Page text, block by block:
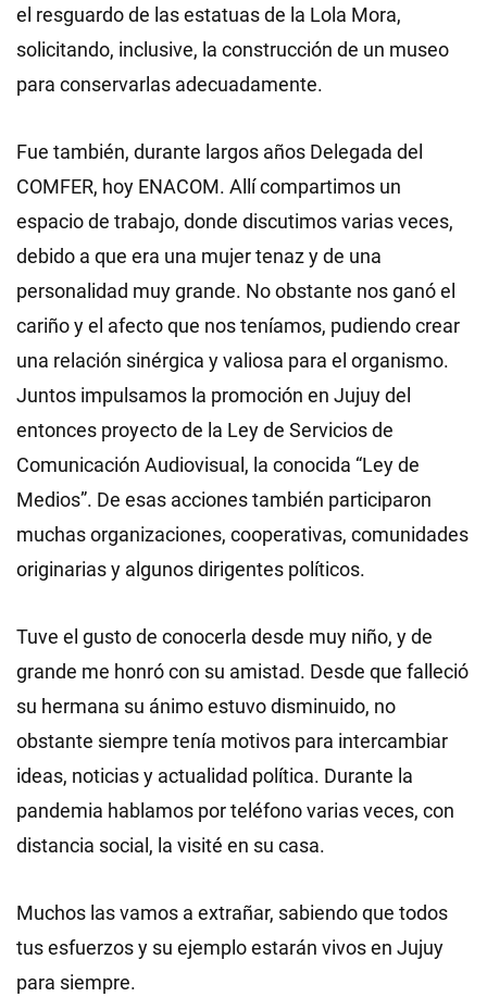
el resguardo de las estatuas de la Lola Mora,
solicitando, inclusive, la construcción de un museo
para conservarlas adecuadamente.
Fue también, durante largos años Delegada del
COMFER, hoy ENACOM. Allí compartimos un
espacio de trabajo, donde discutimos varias veces,
debido a que era una mujer tenaz y de una
personalidad muy grande. No obstante nos ganó el
cariño y el afecto que nos teníamos, pudiendo crear
una relación sinérgica y valiosa para el organismo.
Juntos impulsamos la promoción en Jujuy del
entonces proyecto de la Ley de Servicios de
Comunicación Audiovisual, la conocida “Ley de
Medios”. De esas acciones también participaron
muchas organizaciones, cooperativas, comunidades
originarias y algunos dirigentes políticos.
Tuve el gusto de conocerla desde muy niño, y de
grande me honró con su amistad. Desde que falleció
su hermana su ánimo estuvo disminuido, no
obstante siempre tenía motivos para intercambiar
ideas, noticias y actualidad política. Durante la
pandemia hablamos por teléfono varias veces, con
distancia social, la visité en su casa.
Muchos las vamos a extrañar, sabiendo que todos
tus esfuerzos y su ejemplo estarán vivos en Jujuy
para siempre.